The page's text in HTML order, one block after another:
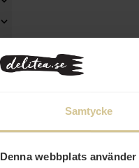
Samtycke
Denna webbplats